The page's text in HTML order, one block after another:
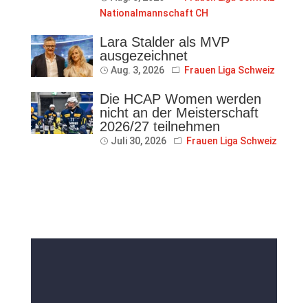
Nationalmannschaft CH
Lara Stalder als MVP
ausgezeichnet
Aug. 3, 2026 Frauen Liga Schweiz
Die HCAP Women werden
nicht an der Meisterschaft
2026/27 teilnehmen
Juli 30, 2026 Frauen Liga Schweiz